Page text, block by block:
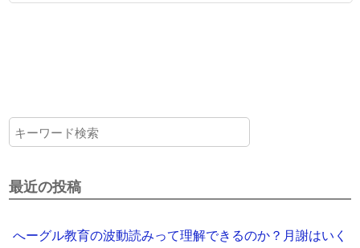
最近の投稿
へーグル教育の波動読みって理解できるのか？月謝はいく